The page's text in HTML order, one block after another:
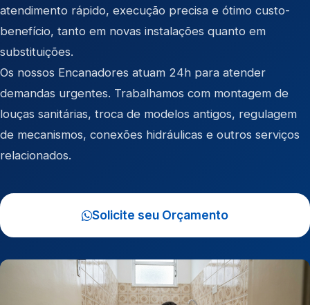
atendimento rápido, execução precisa e ótimo custo-
benefício, tanto em novas instalações quanto em
substituições.
Os nossos Encanadores atuam 24h para atender
demandas urgentes. Trabalhamos com montagem de
louças sanitárias, troca de modelos antigos, regulagem
de mecanismos, conexões hidráulicas e outros serviços
relacionados.
Solicite seu Orçamento